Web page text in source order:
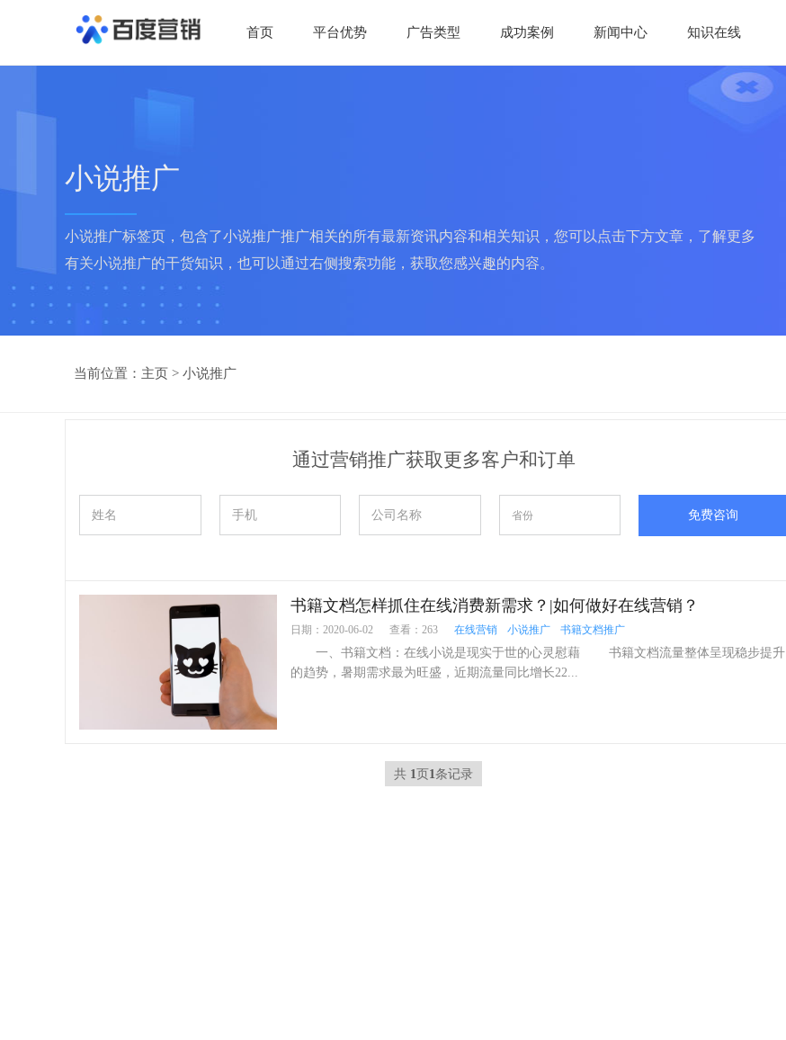
首页 平台优势 广告类型 成功案例 新闻中心 知识在线
小说推广
小说推广标签页，包含了小说推广推广相关的所有最新资讯内容和相关知识，您可以点击下方文章，了解更多
有关小说推广的干货知识，也可以通过右侧搜索功能，获取您感兴趣的内容。
当前位置： 主页 > 小说推广
通过营销推广获取更多客户和订单
免费咨询
书籍文档怎样抓住在线消费新需求？|如何做好在线营销？
日期：2020-06-02 查看：263 在线营销 小说推广 书籍文档推广
一、书籍文档：在线小说是现实于世的心灵慰藉 书籍文档流量整体呈现稳步提升
的趋势，暑期需求最为旺盛，近期流量同比增长22...
共 1页 1条记录